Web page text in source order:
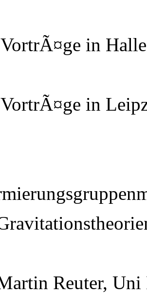
in
in
Reuter, Uni